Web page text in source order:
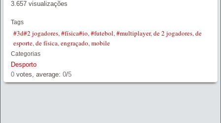
3.657 visualizações
Tags
#3d#2 jogadores,#física#io,#futebol,#multiplayer,de 2 jogadores,de
esporte,de física,engraçado,mobile
Categorias
Desporto
0 votes, average: 0/5